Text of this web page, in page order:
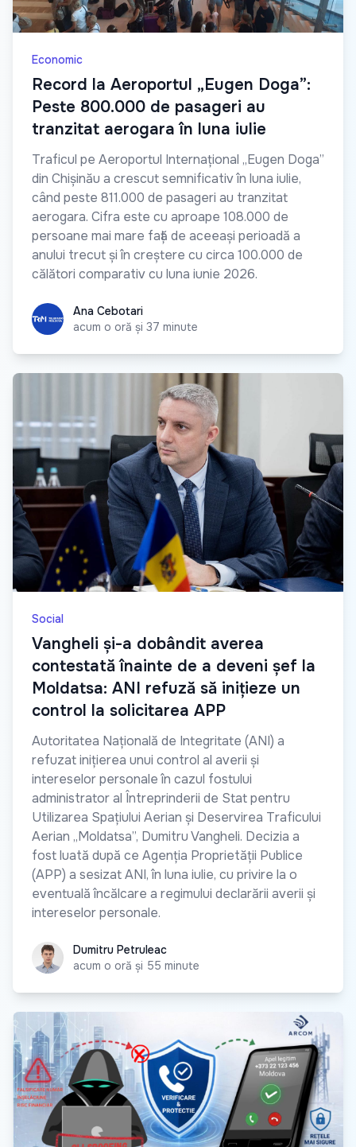
Economic
Record la Aeroportul „Eugen Doga”:
Peste 800.000 de pasageri au
tranzitat aerogara în luna iulie
Traficul pe Aeroportul Internațional „Eugen Doga”
din Chișinău a crescut semnificativ în luna iulie,
când peste 811.000 de pasageri au tranzitat
aerogara. Cifra este cu aproape 108.000 de
persoane mai mare față de aceeași perioadă a
anului trecut și în creștere cu circa 100.000 de
călători comparativ cu luna iunie 2026.
Ana CebotariAna Cebotari
acum o oră și 37 minute
Social
Vangheli și-a dobândit averea
contestată înainte de a deveni șef la
Moldatsa: ANI refuză să inițieze un
control la solicitarea APP
Autoritatea Națională de Integritate (ANI) a
refuzat inițierea unui control al averii și
intereselor personale în cazul fostului
administrator al Întreprinderii de Stat pentru
Utilizarea Spațiului Aerian și Deservirea Traficului
Aerian „Moldatsa”, Dumitru Vangheli. Decizia a
fost luată după ce Agenția Proprietății Publice
(APP) a sesizat ANI, în luna iulie, cu privire la o
eventuală încălcare a regimului declarării averii și
intereselor personale.
Dumitru Petruleac
Dumitru Petruleac
acum o oră și 55 minute